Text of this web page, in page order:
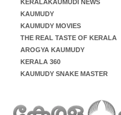
KERALAKAUMUDI NEWS
KAUMUDY
KAUMUDY MOVIES
THE REAL TASTE OF KERALA
AROGYA KAUMUDY
KERALA 360
KAUMUDY SNAKE MASTER